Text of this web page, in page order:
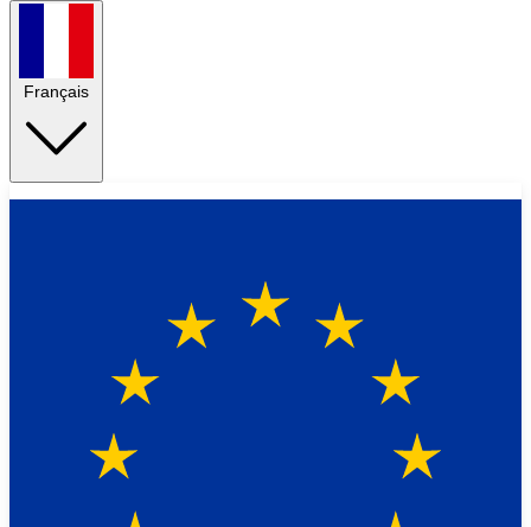
Français